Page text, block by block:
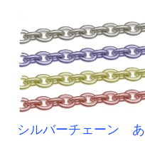
シルバーチェーン あ